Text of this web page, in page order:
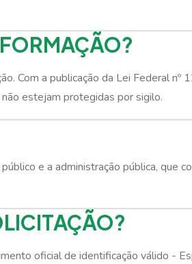
Com a publicação da Lei Federal
estejam protegidas por sigilo.
e a administração pública, que
oficial de identificação válido -